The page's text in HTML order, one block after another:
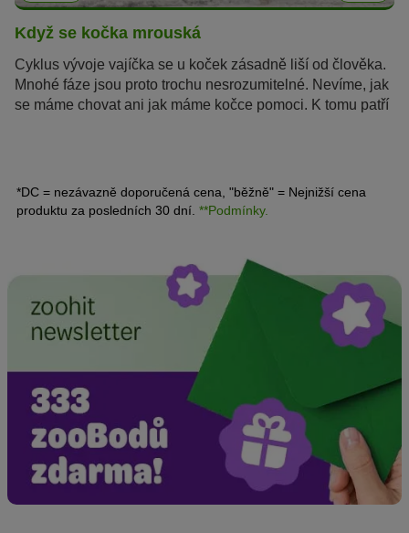
Když se kočka mrouská
Cyklus vývoje vajíčka se u koček zásadně liší od člověka.
Mnohé fáze jsou proto trochu nesrozumitelné. Nevíme, jak
se máme chovat ani jak máme kočce pomoci. K tomu patří
*DC = nezávazně doporučená cena, "běžně" = Nejnižší cena
produktu za posledních 30 dní. **Podmínky.